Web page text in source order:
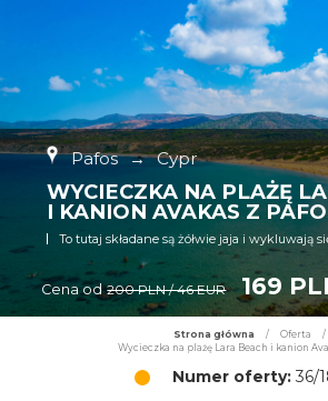
Pafos → Cypr
WYCIECZKA NA PLAŻĘ
I KANION AVAKAS Z
To tutaj składane są żółwie jaja i wykluwają
Cena od 200 PLN / 46 EUR 169
Strona główna / Oferta
/
Wycieczka na plażę Lara Beach i kanion
Numer oferty:36/